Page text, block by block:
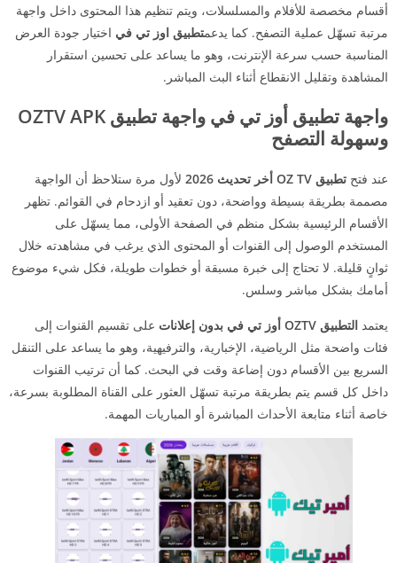
أقسام مخصصة للأفلام والمسلسلات، ويتم تنظيم هذا المحتوى داخل واجهة
مرتبة تسهّل عملية التصفح. كما يدعمتطبيق اوز تي في اختيار جودة العرض
المناسبة حسب سرعة الإنترنت، وهو ما يساعد على تحسين استقرار
المشاهدة وتقليل الانقطاع أثناء البث المباشر.
واجهة تطبيق أوز تي في واجهة تطبيق OZTV APK
وسهولة التصفح
عند فتح تطبيق OZ TV أخر تحديث 2026
لأول مرة ستلاحظ أن الواجهة
مصممة بطريقة بسيطة وواضحة، دون تعقيد أو ازدحام في القوائم. تظهر
الأقسام الرئيسية بشكل منظم في الصفحة الأولى، مما يسهّل على
المستخدم الوصول إلى القنوات أو المحتوى الذي يرغب في مشاهدته خلال
ثوانٍ قليلة. لا تحتاج إلى خبرة مسبقة أو خطوات طويلة، فكل شيء موضوع
أمامك بشكل مباشر وسلس.
يعتمد التطبيق OZTV أوز تي في بدون إعلانات على تقسيم القنوات إلى
فئات واضحة مثل الرياضية، الإخبارية، والترفيهية، وهو ما يساعد على التنقل
السريع بين الأقسام دون إضاعة وقت في البحث. كما أن ترتيب القنوات
داخل كل قسم يتم بطريقة مرتبة تسهّل العثور على القناة المطلوبة بسرعة،
خاصة أثناء متابعة الأحداث المباشرة أو المباريات المهمة.